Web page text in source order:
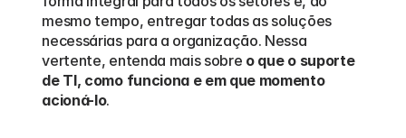
mesmo tempo, entregar todas as soluções
necessárias para a organização. Nessa
vertente, entenda mais sobre o que o suporte
de TI, como funciona e em que momento
acioná-lo.